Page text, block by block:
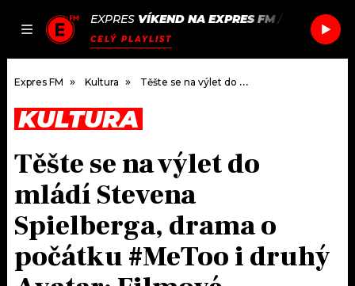
JAK
SEZNAM.CZ
EXPRES VÍKEND NA EXPRES FM/ FRANZ
CELÝ PLAYLIST
DOMŮ
ČLÁNKY
HUDBA
PODCASTY
JAK NALADIT
Expres FM Kultura Těšte se na výlet do mládí Stevena Spielberga, drama o počátku #MeToo i druhý Avatar: Filmové premiéry, kterých se dočkáme ještě letos
KULTURA
Těšte se na výlet do
mládí Stevena
Spielberga, drama o
počátku #MeToo i druhý